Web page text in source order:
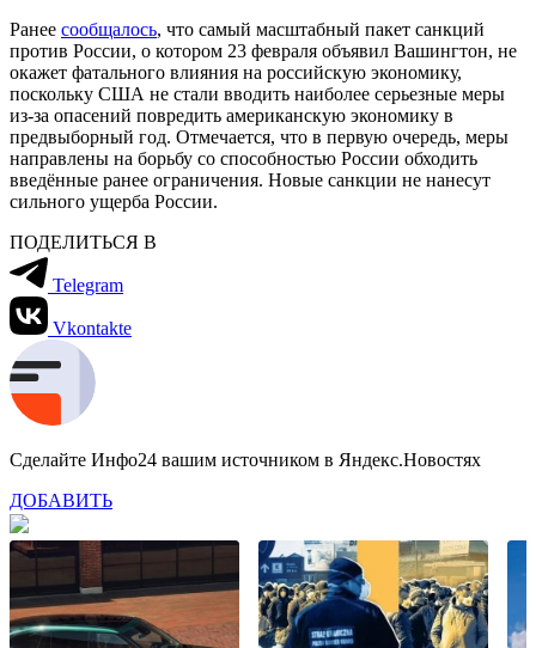
Ранее сообщалось, что самый масштабный пакет санкций
против России, о котором 23 февраля объявил Вашингтон, не
окажет фатального влияния на российскую экономику,
поскольку США не стали вводить наиболее серьезные меры
из-за опасений повредить американскую экономику в
предвыборный год. Отмечается, что в первую очередь, меры
направлены на борьбу со способностью России обходить
введённые ранее ограничения. Новые санкции не нанесут
сильного ущерба России.
ПОДЕЛИТЬСЯ В
Telegram
Vkontakte
Сделайте Инфо24 вашим источником в Яндекс.Новостях
ДОБАВИТЬ